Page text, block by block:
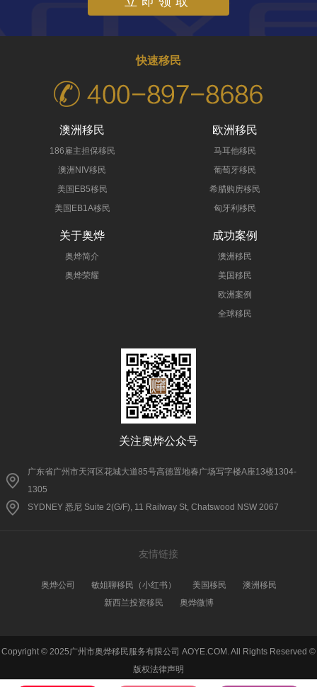
快速移民
澳洲移民
186雇主担保移民
澳洲NIV移民
美国EB5移民
美国EB1A移民
欧洲移民
马耳他移民
葡萄牙移民
希腊购房移民
匈牙利移民
关于奥烨
奥烨简介
奥烨荣耀
成功案例
澳洲移民
美国移民
欧洲案例
全球移民
关注奥烨公众号
广东省广州市天河区花城大道85号高德置地春广场写字楼A座13楼1304-
1305
SYDNEY 悉尼 Suite 2(G/F), 11 Railway St, Chatswood NSW 2067
友情链接
奥烨公司 敏姐聊移民（小红书） 美国移民
澳洲移民
新西兰投资移民
奥烨微博
Copyright © 2025广州市奥烨移民服务有限公司 AOYE.COM. All Rights Reserved ©
版权法律声明